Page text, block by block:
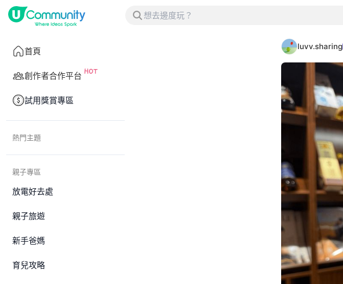
首頁
創作者合作平台
試用獎賞專區
熱門主題
親子專區
放電好去處
親子旅遊
新手爸媽
育兒攻略
luvv.sharing